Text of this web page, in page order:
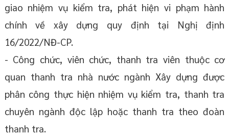
giao nhiệm vụ kiểm tra, phát hiện vi phạm hành
chính về xây dựng quy định tại Nghị định
16/2022/NĐ-CP.
- Công chức, viên chức, thanh tra viên thuộc cơ
quan thanh tra nhà nước ngành Xây dựng được
phân công thực hiện nhiệm vụ kiểm tra, thanh tra
chuyên ngành độc lập hoặc thanh tra theo đoàn
thanh tra.